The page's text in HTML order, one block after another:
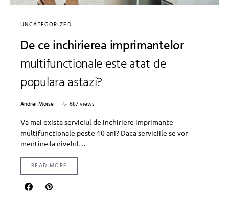
UNCATEGORIZED
De ce inchirierea imprimantelor
multifunctionale este atat de
populara astazi?
Andrei Moise
687 views
Va mai exista serviciul de inchiriere imprimante
multifunctionale peste 10 ani? Daca serviciile se vor
mentine la nivelul…
READ MORE